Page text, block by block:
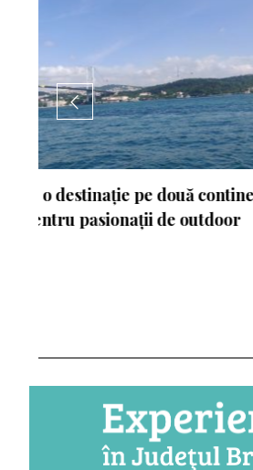
Experimentează
Ungaria. Budapesta
Campionatului